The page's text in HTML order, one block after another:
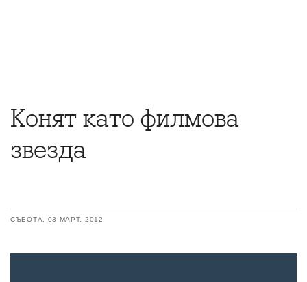
Конят като филмова
звезда
СЪБОТА, 03 МАРТ, 2012